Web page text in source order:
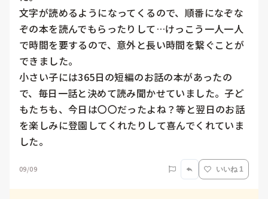
文字が読めるようになってくるので、順番になぞな
ぞの本を読んでもらったりして…けっこう一人一人
で時間を要するので、意外と長い時間を繋ぐことが
できました。
小さい子には365日の短編のお話の本があったの
で、毎日一話と決めて読み聞かせていました。子ど
もたちも、今日は〇〇だったよね？等と翌日のお話
を楽しみに登園してくれたりして喜んでくれていま
した。
09/09 いいね 1